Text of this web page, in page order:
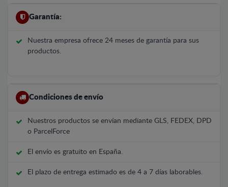
Garantía:
Nuestra empresa ofrece 24 meses de garantía para sus
productos.
Condiciones de envío
Nuestros productos se envían mediante GLS, FEDEX, DPD
o ParcelForce
El envío es gratuito en España.
El plazo de entrega estimado es de 4 a 7 días laborables.